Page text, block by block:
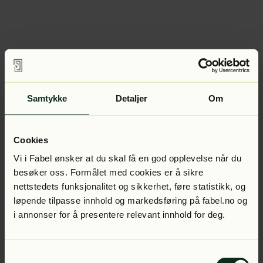
Samtykke Detaljer Om
Cookies
Vi i Fabel ønsker at du skal få en god opplevelse når du
besøker oss. Formålet med cookies er å sikre
nettstedets funksjonalitet og sikkerhet, føre statistikk, og
løpende tilpasse innhold og markedsføring på fabel.no og
i annonser for å presentere relevant innhold for deg.